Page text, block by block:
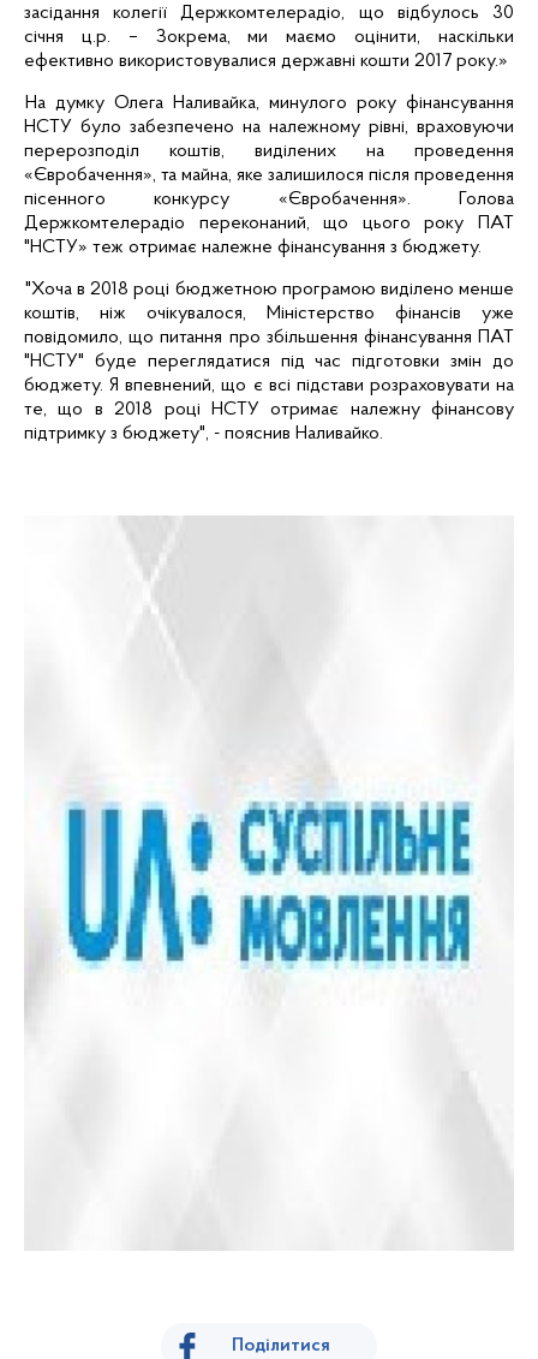
засіданняколегії Держкомтелерадіо, що відбулось 30
січня ц.р. – Зокрема, ми маємо оцінити, наскільки
ефективно використовувалися державні кошти 2017 року.»
На думку Олега Наливайка, минулого року фінансування
НСТУ було забезпечено на належному рівні, враховуючи
перерозподіл коштів, виділених на проведення
«Євробачення», та майна, яке залишилося після проведення
пісенного конкурсу «Євробачення». Голова
Держкомтелерадіо переконаний, що цього року ПАТ
"НСТУ» теж отримає належне фінансування з бюджету.
"Хоча в 2018 році бюджетною програмою виділено менше
коштів, ніж очікувалося, Міністерство фінансів уже
повідомило, що питання про збільшення фінансування ПАТ
"НСТУ" буде переглядатися під час підготовки змін до
бюджету. Я впевнений, що є всі підстави розраховувати на
те, що в 2018 році НСТУ отримає належну фінансову
підтримку з бюджету", - пояснив Наливайко.
Поділитися